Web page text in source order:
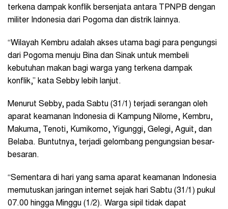
terkena dampak konflik bersenjata antara TPNPB dengan
militer Indonesia dari Pogoma dan distrik lainnya.
“Wilayah Kembru adalah akses utama bagi para pengungsi
dari Pogoma menuju Bina dan Sinak untuk membeli
kebutuhan makan bagi warga yang terkena dampak
konflik,” kata Sebby lebih lanjut.
‎‎Menurut Sebby, pada Sabtu (31/1) terjadi serangan oleh
aparat keamanan Indonesia di Kampung Nilome, Kembru,
Makuma, Tenoti, Kumikomo, Yigunggi, Gelegi, Aguit, dan
Belaba. Buntutnya, terjadi gelombang pengungsian besar-
besaran.
“Sementara di hari yang sama aparat keamanan Indonesia
memutuskan jaringan internet sejak hari Sabtu (31/1) pukul
07.00 hingga Minggu (1/2). Warga sipil tidak dapat